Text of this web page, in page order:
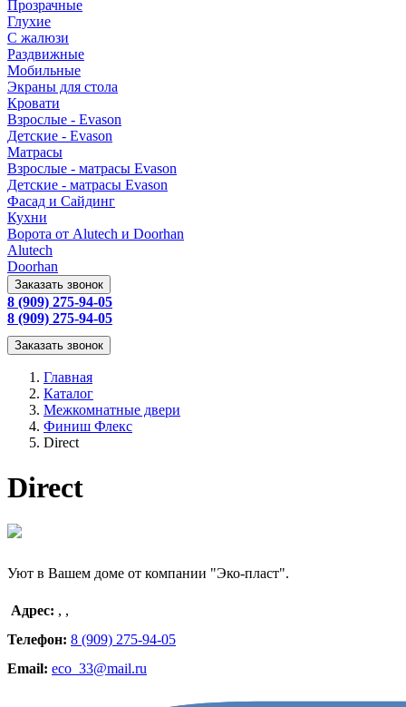
Прозрачные
Глухие
С жалюзи
Раздвижные
Мобильные
Экраны для стола
Кровати
Взрослые - Evason
Детские - Evason
Матрасы
Взрослые - матрасы Evason
Детские - матрасы Evason
Фасад и Сайдинг
Кухни
Ворота от Alutech и Doorhan
Alutech
Doorhan
Заказать звонок
8 (909) 275-94-05
8 (909) 275-94-05
Заказать звонок
Главная
Каталог
Межкомнатные двери
Финиш Флекс
Direct
Direct
Уют в Вашем доме от компании "Эко-пласт".
Адрес: , ,
Телефон: 8 (909) 275-94-05
Email: eco_33@mail.ru